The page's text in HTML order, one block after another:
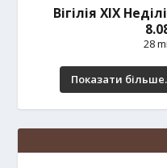
Вігілія ХІХ
28
Показати